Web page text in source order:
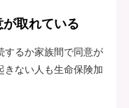
取れている
するか家族間で同意が
きない人も生命保険加